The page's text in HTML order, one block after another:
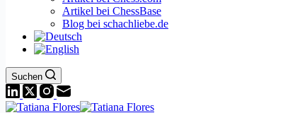
Artikel bei ChessBase
Blog bei schachliebe.de
Suchen